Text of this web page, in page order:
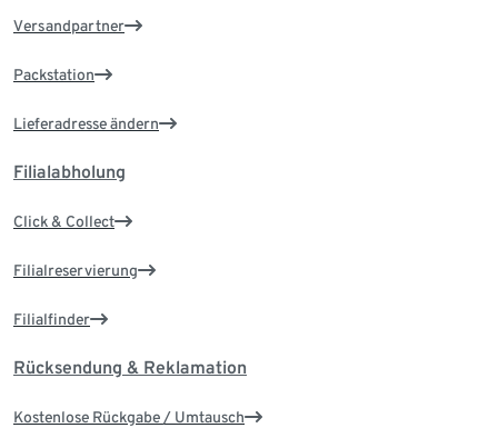
Versandpartner
Packstation
Lieferadresse ändern
Filialabholung
Click & Collect
Filialreservierung
Filialfinder
Rücksendung & Reklamation
Kostenlose Rückgabe / Umtausch